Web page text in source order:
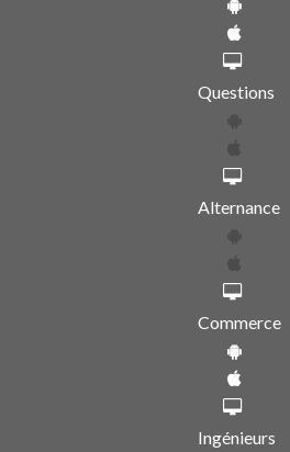
Questions
Alternance
Commerce
Ingénieurs